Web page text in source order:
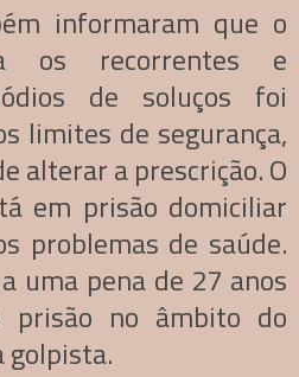
informaram que o
os recorrentes e
de soluços foi
limites de segurança,
alterar a prescrição. O
em prisão domiciliar
problemas de saúde.
uma pena de 27 anos
no âmbito do